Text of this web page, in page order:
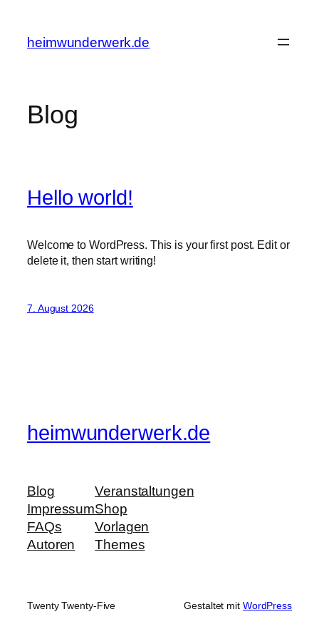
springen
heimwunderwerk.de
Blog
Hello world!
Welcome to WordPress. This is your first post. Edit or
delete it, then start writing!
7. August 2026
heimwunderwerk.de
Blog
Impressum
FAQs
Autoren
Veranstaltungen
Shop
Vorlagen
Themes
Twenty Twenty-Five Gestaltet mit WordPress